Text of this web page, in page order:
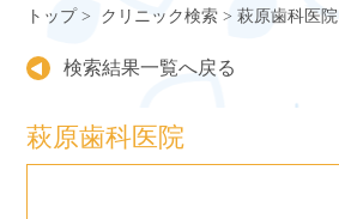
トップ クリニック検索 萩原歯科医院
検索結果一覧へ戻る
萩原歯科医院